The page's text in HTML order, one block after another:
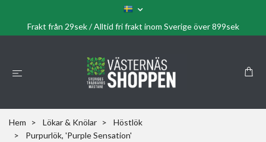
Frakt från 29sek / Alltid fri frakt inom Sverige över 899sek
Hem Lökar & Knölar
Höstlök
Purpurlök, 'Purple Sensation'